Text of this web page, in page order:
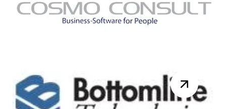
2015 pour la réunion du DynsClub
NAV. Au programme de la journée :
10h00 – Accue...Lire la suite
Knk Ingénierie France
rejoint le groupe COSMO
CONSULT.